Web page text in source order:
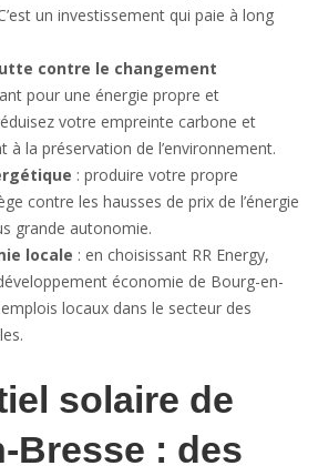
un investissement qui paie à long
contre le changement
pour une énergie propre et
votre empreinte carbone et
à la préservation de l’environnement.
: produire votre propre
contre les hausses de prix de l’énergie
grande autonomie.
locale : en choisissant RR Energy,
économie de Bourg-en-
locaux dans le secteur des
solaire de
Bresse : des